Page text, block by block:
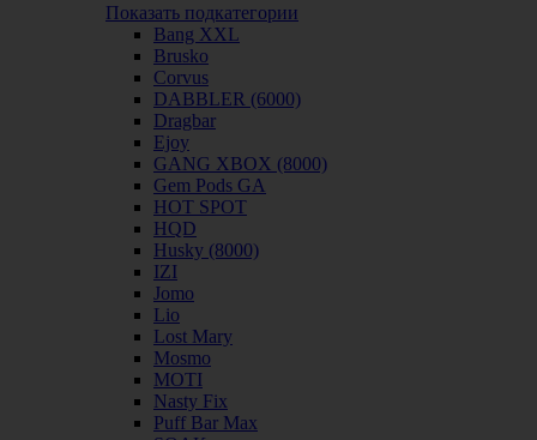
Показать подкатегории
Bang XXL
Brusko
Corvus
DABBLER (6000)
Dragbar
Ejoy
GANG XBOX (8000)
Gem Pods GA
HOT SPOT
HQD
Husky (8000)
IZI
Jomo
Lio
Lost Mary
Mosmo
MOTI
Nasty Fix
Puff Bar Max